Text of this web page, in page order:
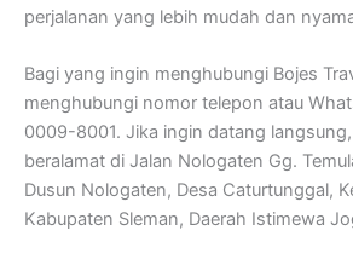
perjalanan yang lebih mudah dan
Bagi yang ingin menghubungi Bojes
menghubungi nomor telepon atau
0009-8001. Jika ingin datang
beralamat di Jalan Nologaten Gg.
Dusun Nologaten, Desa Caturtunggal,
Kabupaten Sleman, Daerah Istimewa